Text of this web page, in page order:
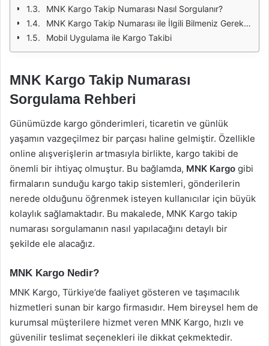
MNK Kargo Takip Numarası Nasıl Sorgulanır?
MNK Kargo Takip Numarası ile İlgili Bilmeniz Gerekenler
Mobil Uygulama ile Kargo Takibi
MNK Kargo Takip Numarası
Sorgulama Rehberi
Günümüzde kargo gönderimleri, ticaretin ve günlük
yaşamın vazgeçilmez bir parçası haline gelmiştir. Özellikle
online alışverişlerin artmasıyla birlikte, kargo takibi de
önemli bir ihtiyaç olmuştur. Bu bağlamda, MNK Kargo gibi
firmaların sunduğu kargo takip sistemleri, gönderilerin
nerede olduğunu öğrenmek isteyen kullanıcılar için büyük
kolaylık sağlamaktadır. Bu makalede, MNK Kargo takip
numarası sorgulamanın nasıl yapılacağını detaylı bir
şekilde ele alacağız.
MNK Kargo Nedir?
MNK Kargo, Türkiye’de faaliyet gösteren ve taşımacılık
hizmetleri sunan bir kargo firmasıdır. Hem bireysel hem de
kurumsal müşterilere hizmet veren MNK Kargo, hızlı ve
güvenilir teslimat seçenekleri ile dikkat çekmektedir.